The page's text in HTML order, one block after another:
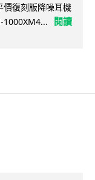
價復刻版降噪耳機
1000XM4...
閱讀